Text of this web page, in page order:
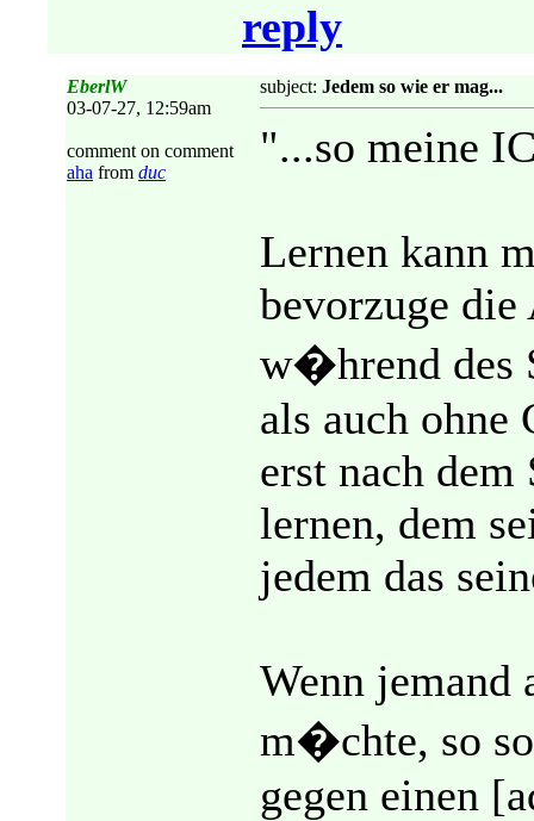
reply
EberlW
03-07-27, 12:59am
comment on comment
aha from duc
subject: Jedem so wie er mag...
"...so meine
Lernen kann
bevorzuge die
w�hrend des
als auch ohne
erst nach
lernen, dem
jedem das
Wenn jemand
m�chte, so
gegen einen